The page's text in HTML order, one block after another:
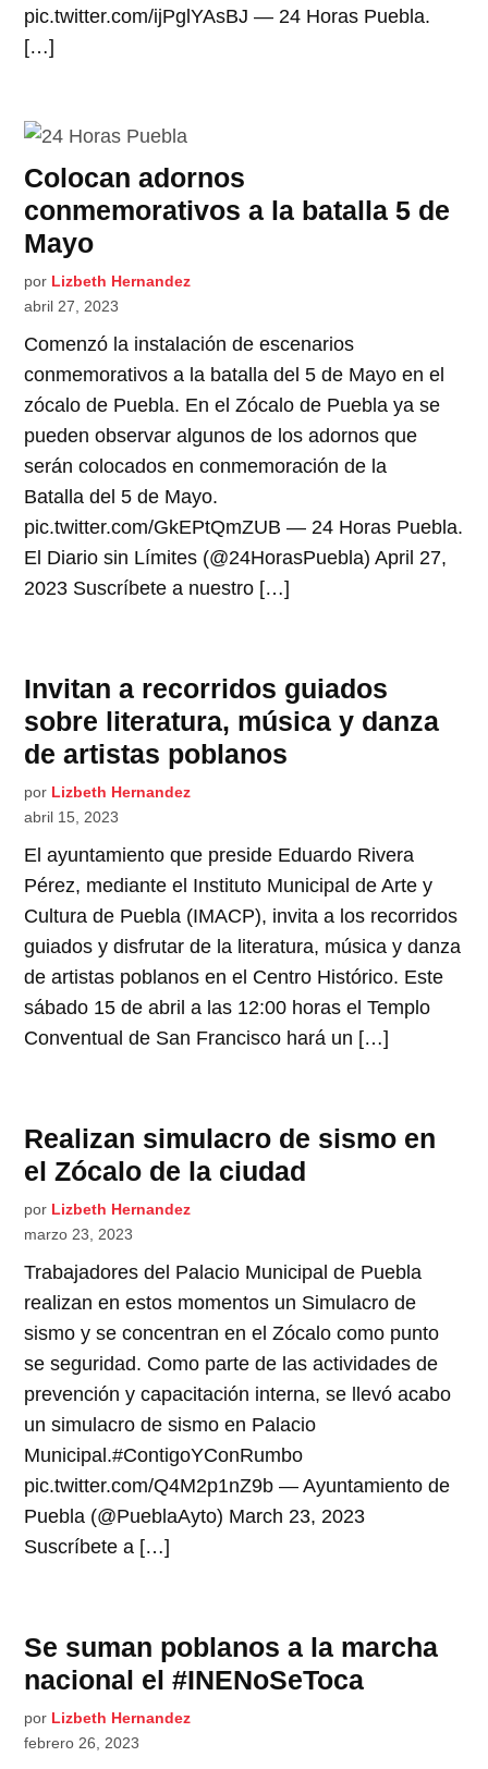
pic.twitter.com/ijPglYAsBJ — 24 Horas Puebla.
[…]
Colocan adornos
conmemorativos a la batalla 5 de
Mayo
por Lizbeth Hernandez
abril 27, 2023
Comenzó la instalación de escenarios
conmemorativos a la batalla del 5 de Mayo en el
zócalo de Puebla. En el Zócalo de Puebla ya se
pueden observar algunos de los adornos que
serán colocados en conmemoración de la
Batalla del 5 de Mayo.
pic.twitter.com/GkEPtQmZUB — 24 Horas Puebla.
El Diario sin Límites (@24HorasPuebla) April 27,
2023 Suscríbete a nuestro […]
Invitan a recorridos guiados
sobre literatura, música y danza
de artistas poblanos
por Lizbeth Hernandez
abril 15, 2023
El ayuntamiento que preside Eduardo Rivera
Pérez, mediante el Instituto Municipal de Arte y
Cultura de Puebla (IMACP), invita a los recorridos
guiados y disfrutar de la literatura, música y danza
de artistas poblanos en el Centro Histórico. Este
sábado 15 de abril a las 12:00 horas el Templo
Conventual de San Francisco hará un […]
Realizan simulacro de sismo en
el Zócalo de la ciudad
por Lizbeth Hernandez
marzo 23, 2023
Trabajadores del Palacio Municipal de Puebla
realizan en estos momentos un Simulacro de
sismo y se concentran en el Zócalo como punto
se seguridad. Como parte de las actividades de
prevención y capacitación interna, se llevó acabo
un simulacro de sismo en Palacio
Municipal.#ContigoYConRumbo
pic.twitter.com/Q4M2p1nZ9b — Ayuntamiento de
Puebla (@PueblaAyto) March 23, 2023
Suscríbete a […]
Se suman poblanos a la marcha
nacional el #INENoSeToca
por Lizbeth Hernandez
febrero 26, 2023